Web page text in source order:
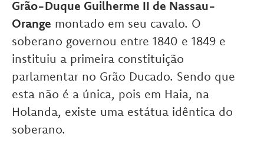
Grão-Duque Guilherme II de Nassau-
Orange montado em seu cavalo. O
soberano governou entre 1840 e 1849 e
instituiu a primeira constituição
parlamentar no Grão Ducado. Sendo que
esta não é a única, pois em Haia, na
Holanda, existe uma estátua idêntica do
soberano.